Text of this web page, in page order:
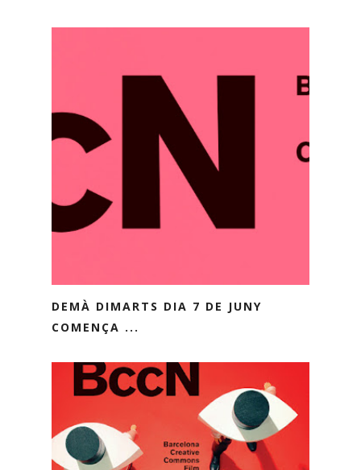
DEMÀ DIMARTS DIA 7 DE JUNY
COMENÇA ...